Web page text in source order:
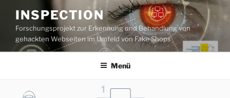
Inhalt
springen
INSPECTION
Forschungsprojekt zur Erkennung und Behandlung von
gehackten Webseiten im Umfeld von Fake Shops
Menü